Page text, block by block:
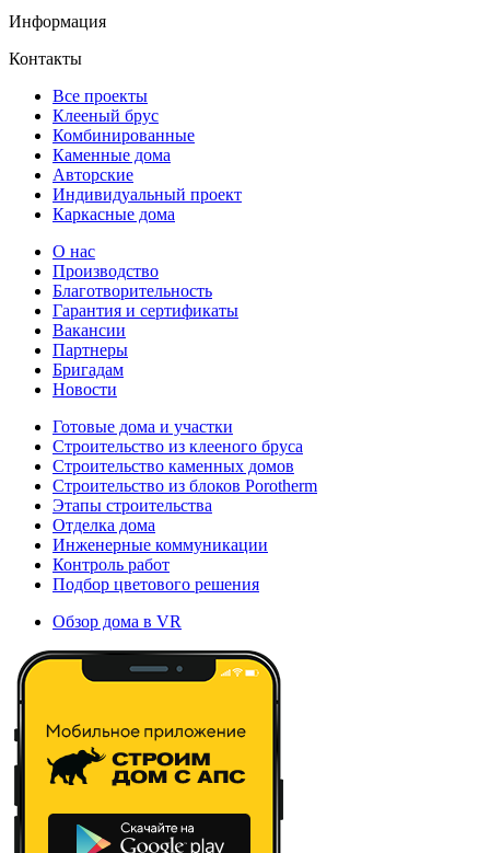
Информация
Контакты
Все проекты
Клееный брус
Комбинированные
Каменные дома
Авторские
Индивидуальный проект
Каркасные дома
О нас
Производство
Благотворительность
Гарантия и сертификаты
Вакансии
Партнеры
Бригадам
Новости
Готовые дома и участки
Строительство из клееного бруса
Строительство каменных домов
Строительство из блоков Porotherm
Этапы строительства
Отделка дома
Инженерные коммуникации
Контроль работ
Подбор цветового решения
Обзор дома в VR